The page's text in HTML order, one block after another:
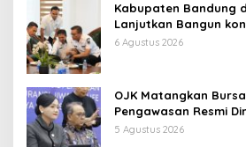
Kabupaten Bandung
Lanjutkan Bangun
Pertumbuhan Ekonomi
6 Agustus 2026
OJK Matangkan
Pengawasan Resmi
5 Agustus 2026